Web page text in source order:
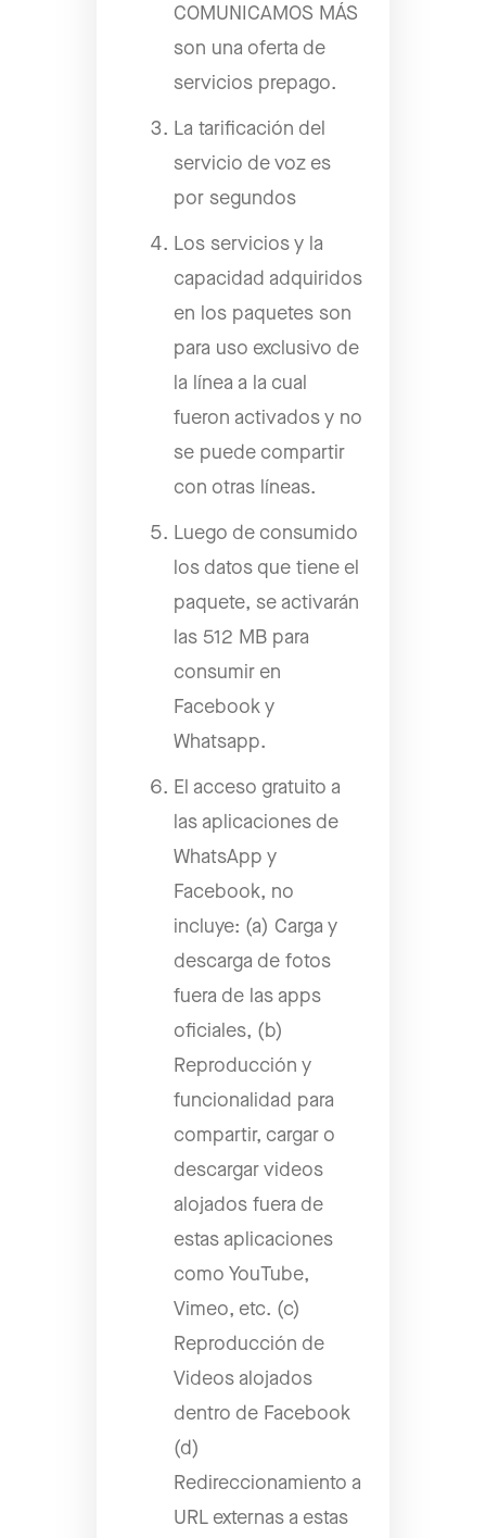
COMUNICAMOS MÁS
son una oferta de
servicios prepago.
La tarificación del
servicio de voz es
por segundos
Los servicios y la
capacidad adquiridos
en los paquetes son
para uso exclusivo de
la línea a la cual
fueron activados y no
se puede compartir
con otras líneas.
Luego de consumido
los datos que tiene el
paquete, se activarán
las 512 MB para
consumir en
Facebook y
Whatsapp.
El acceso gratuito a
las aplicaciones de
WhatsApp y
Facebook, no
incluye: (a) Carga y
descarga de fotos
fuera de las apps
oficiales, (b)
Reproducción y
funcionalidad para
compartir, cargar o
descargar videos
alojados fuera de
estas aplicaciones
como YouTube,
Vimeo, etc. (c)
Reproducción de
Videos alojados
dentro de Facebook
(d)
Redireccionamiento a
URL externas a estas